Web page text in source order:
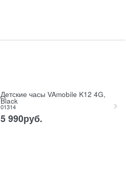
Детские часы VAmobile K12 4G,
Black
01314
5 990руб.